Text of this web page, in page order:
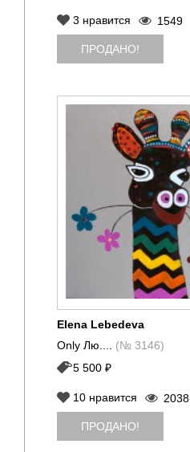
3 нравится 1549
ПРОДАНО!
Elena Lebedeva
Only Лю.... (№ 3146)
5 500 ₽
10 нравится 2038
ПРОДАНО!